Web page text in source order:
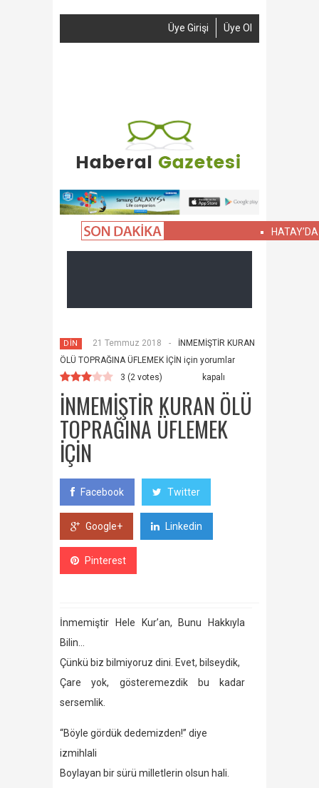
Üye Girişi Üye Ol
HATAY’DA
DİN 21 Temmuz 2018 -
İNMEMİŞTİR KURAN
ÖLÜ TOPRAĞINA ÜFLEMEK İÇİN için yorumlar
kapalı
3 (2 votes)
İNMEMİŞTİR KURAN ÖLÜ
TOPRAĞINA ÜFLEMEK
İÇİN
Facebook Twitter
Google+ Linkedin
Pinterest
İnmemiştir Hele Kur’an, Bunu Hakkıyla
Bilin…
Çünkü biz bilmiyoruz dini. Evet, bilseydik,
Çare yok, gösteremezdik bu kadar
sersemlik.
“Böyle gördük dedemizden!” diye
izmihlali
Boylayan bir sürü milletlerin olsun hali.